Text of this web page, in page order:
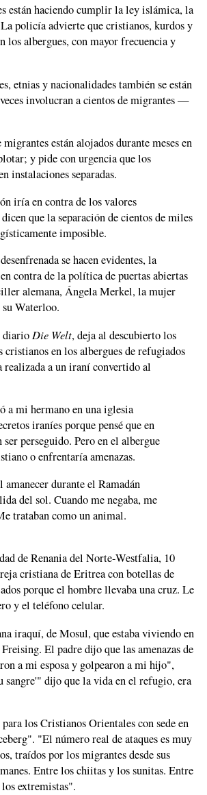
están haciendo cumplir la ley islámica, la
policía advierte que cristianos, kurdos y
los albergues, con mayor frecuencia y
etnias y nacionalidades también se están
involucran a cientos de migrantes —
están alojados durante meses en
y pide con urgencia que los
instalaciones separadas.
iría en contra de los valores
que la separación de cientos de miles
imposible.
se hacen evidentes, la
contra de la política de puertas abiertas
alemana, Ángela Merkel, la mujer
Waterloo.
diario Die Welt, deja al descubierto los
en los albergues de refugiados
a un iraní convertido al
a mi hermano en una iglesia
iraníes porque pensé que en
perseguido. Pero en el albergue
o enfrentaría amenazas.
amanecer durante el Ramadán
del sol. Cuando me negaba, me
trataban como un animal.
de Renania del Norte-Westfalia, 10
cristiana de Eritrea con botellas de
porque el hombre llevaba una cruz. Le
y el teléfono celular.
iraquí, de Mosul, que estaba viviendo en
El padre dijo que las amenazas de
a mi esposa y golpearon a mi hijo",
dijo que la vida en el refugio, era
los Cristianos Orientales con sede en
"El número real de ataques es muy
traídos por los migrantes desde sus
Entre los chiitas y los sunitas. Entre
extremistas".